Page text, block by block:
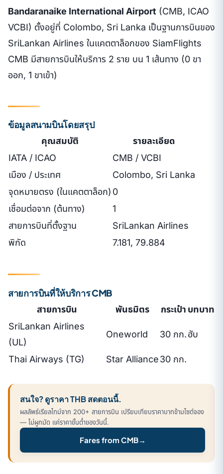
Bandaranaike International Airport (CMB, ICAO
VCBI) ตั้งอยู่ที่ Colombo, Sri Lanka เป็นฐานการบินของ
SriLankan Airlines ในแคตตาล็อกของ SiamFlights
CMB มีสายการบินให้บริการ 2 ราย บน 1 เส้นทาง (0 ขา
ออก, 1 ขาเข้า)
ข้อมูลสนามบินโดยสรุป
คุณสมบัติ
รายละเอียด
IATA / ICAO
CMB / VCBI
เมือง / ประเทศ
Colombo, Sri Lanka
จุดหมายตรง (ในแคตตาล็อก) 0
เชื่อมต่อจาก (ต้นทาง)
1
สายการบินที่ตั้งฐาน
SriLankan Airlines
พิกัด
7.181, 79.884
สายการบินที่ให้บริการ CMB
สายการบิน พันธมิตร กระเป๋า บทบาท
SriLankan Airlines
(UL)
Oneworld 30 กก.ฮับ
Thai Airways (TG) Star Alliance30 กก.
สนใจ? ดูราคา THB สดตอนนี้.
ผลลัพธ์เรียลไทม์จาก 200+ สายการบิน เปรียบเทียบราคาบาทข้ามไซต์จอง
— ไม่ผูกมัด แค่ราคาขั้นต่ำของวันนี้.
Fares from CMB→